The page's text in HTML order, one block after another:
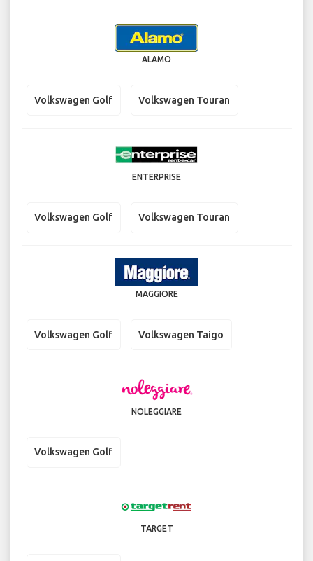
ALAMO
Volkswagen Golf Volkswagen Touran
ENTERPRISE
Volkswagen Golf Volkswagen Touran
MAGGIORE
Volkswagen Golf Volkswagen Taigo
NOLEGGIARE
Volkswagen Golf
TARGET